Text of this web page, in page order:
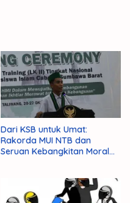
Dari KSB untuk Umat:
Rakorda MUI NTB dan
Seruan Kebangkitan Moral